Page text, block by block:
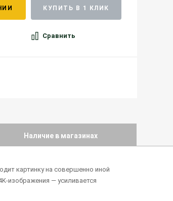
КУПИТЬ В 1 КЛИК
Сравнить
Наличие в магазинах
картинку на совершенно иной
изображения — усиливается